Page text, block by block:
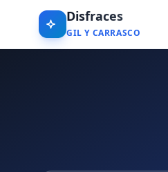
Disfraces
GIL Y CARRASCO